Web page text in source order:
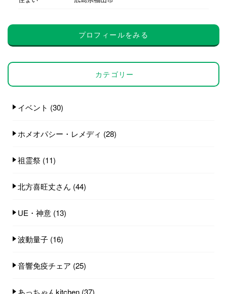
プロフィールをみる
カテゴリー
イベント (30)
ホメオパシー・レメディ (28)
祖霊祭 (11)
北方喜旺丈さん (44)
UE・神意 (13)
波動量子 (16)
音響免疫チェア (25)
あっちゃんkitchen (37)